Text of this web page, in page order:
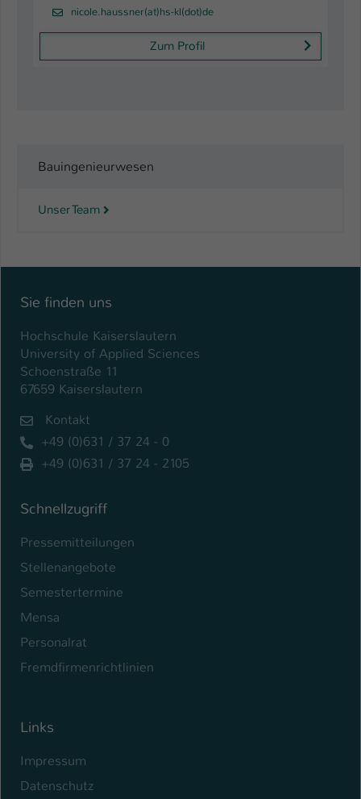
nicole.haussner(at)hs-kl(dot)de
Zum Profil
Bauingenieurwesen
Unser Team
Sie finden uns
Hochschule Kaiserslautern
University of Applied Sciences
Schoenstraße 11
67659 Kaiserslautern
Kontakt
+49 (0)631 / 37 24 - 0
+49 (0)631 / 37 24 - 2105
Schnellzugriff
Pressemitteilungen
Stellenangebote
Semestertermine
Mensa
Personalrat
Fremdfirmenrichtlinien
Links
Impressum
Datenschutz